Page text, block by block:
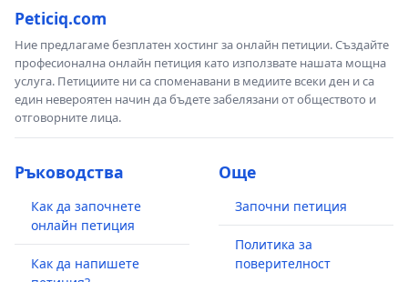
Peticiq.com
Ние предлагаме безплатен хостинг за онлайн петиции. Създайте
професионална онлайн петиция като използвате нашата мощна
услуга. Петициите ни са споменавани в медиите всеки ден и са
един невероятен начин да бъдете забелязани от обществото и
отговорните лица.
Ръководства
Как да започнете
онлайн петиция
Как да напишете
Още
Започни петиция
Политика за
поверителност